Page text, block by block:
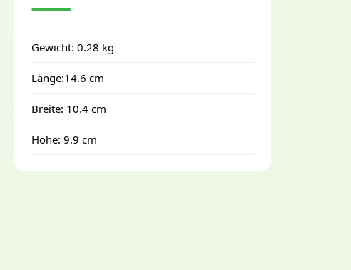
Gewicht: 0.28 kg
Länge:14.6 cm
Breite: 10.4 cm
Höhe: 9.9 cm